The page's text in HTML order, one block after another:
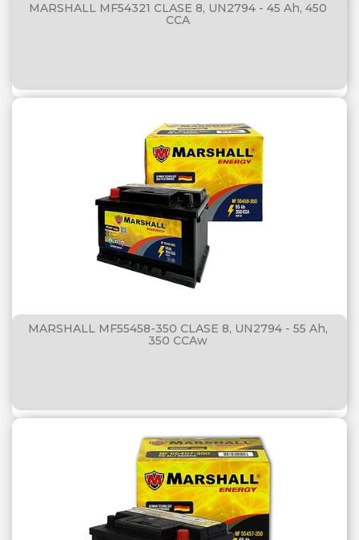
MARSHALL MF54321 CLASE 8, UN2794 - 45 Ah, 450
CCA
MARSHALL MF55458-350 CLASE 8, UN2794 - 55 Ah,
350 CCAw